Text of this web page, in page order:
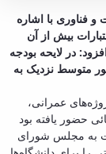
علوم برای سال
سینا همدان
فناوری با اشاره
بیش از آن
در لایحه بودجه
متوسط نزدیک به
افتتاح پروژه‌های عمرانی،
حضور یافته بود
به مجلس شورای